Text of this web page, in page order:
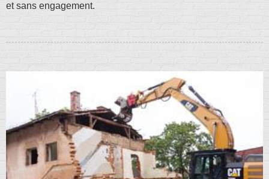
et sans engagement.